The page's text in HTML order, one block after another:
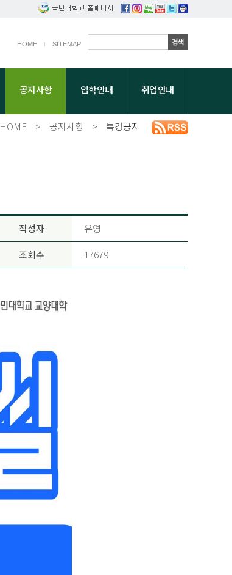
HOME SITEMAP
공지사항 입학안내 취업안내
HOME > 공지사항 > 특강공지
작성자 유영
조회수 17679